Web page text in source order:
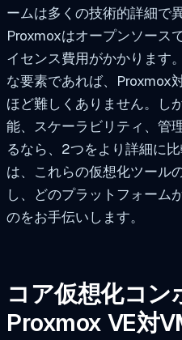
ームは多くの技術的詳細で
Proxmoxはオープンソース
イセンス費用がかかります
な要素であれば、Proxmox
ほど難しくありません。し
能、スケーラビリティ、管
るなら、2つをより詳細に
は、これらの仮想化ツール
し、どのプラットフォーム
のをお手伝いします。
コア仮想化コン
Proxmox VE対